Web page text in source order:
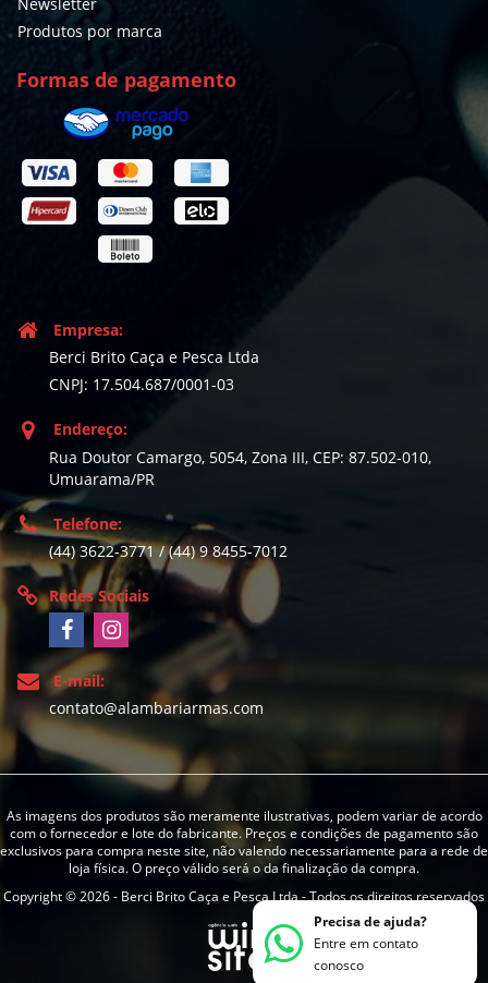
Produtos por marca
Formas de pagamento
Empresa:
Berci Brito Caça e Pesca Ltda
CNPJ: 17.504.687/0001-03
Endereço:
Rua Doutor Camargo, 5054, Zona III, CEP: 87.502-010,
Umuarama/PR
Telefone:
(44) 3622-3771 / (44) 9 8455-7012
Redes Sociais
E-mail:
contato@alambariarmas.com
As imagens dos produtos são meramente ilustrativas, podem variar de acordo
com o fornecedor e lote do fabricante. Preços e condições de pagamento são
exclusivos para compra neste site, não valendo necessariamente para a rede de
loja física. O preço válido será o da finalização da compra.
Copyright © 2026 - Berci Brito Caça e Pesca Ltda - Todos os direitos reservados
Precisa de ajuda?
Entre em contato
conosco